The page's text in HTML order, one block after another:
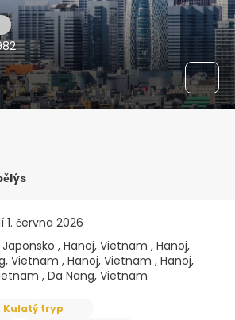
1. června 2026
, Hanoj, Vietnam , Hanoj,
Vietnam , Hanoj, Vietnam , Hanoj,
, Da Nang, Vietnam
Kulatý tryp